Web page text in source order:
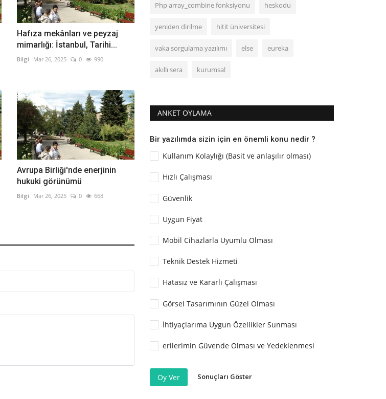
Hafıza mekânları ve peyzaj
mimarlığı: İstanbul, Tarihi...
Bilgi Mar 26, 2025 0 990
Avrupa Birliği'nde enerjinin
hukuki görünümü
Bilgi Mar 26, 2025 0 668
Php array_combine fonksiyonu heskodu
yeniden dirilme hitit üniversitesi
vaka sorgulama yazılımı else eureka
akıllı sera kurumsal
ANKET OYLAMA
Bir yazılımda sizin için en önemli konu nedir ?
Kullanım Kolaylığı (Basit ve anlaşılır olması)
Hızlı Çalışması
Güvenlik
Uygun Fiyat
Mobil Cihazlarla Uyumlu Olması
Teknik Destek Hizmeti
Hatasız ve Kararlı Çalışması
Görsel Tasarımının Güzel Olması
İhtiyaçlarıma Uygun Özellikler Sunması
erilerimin Güvende Olması ve Yedeklenmesi
Oy Ver Sonuçları Göster